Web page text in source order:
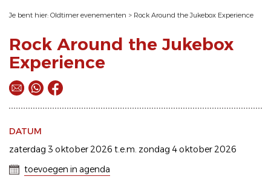
Je bent hier: Oldtimer evenementen > Rock Around the Jukebox Experience
Rock Around the Jukebox
Experience
DATUM
zaterdag 3 oktober 2026 t.e.m. zondag 4 oktober 2026
toevoegen in agenda